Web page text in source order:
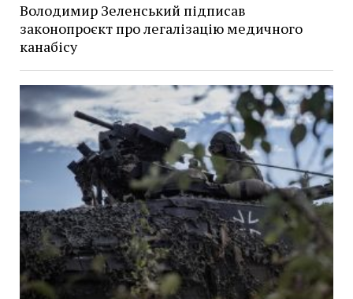
Володимир Зеленський підписав
законопроєкт про легалізацію медичного
канабісу